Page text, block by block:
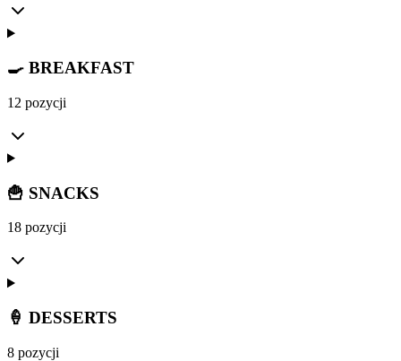
🍳 BREAKFAST
12 pozycji
🍟 SNACKS
18 pozycji
🍦 DESSERTS
8 pozycji